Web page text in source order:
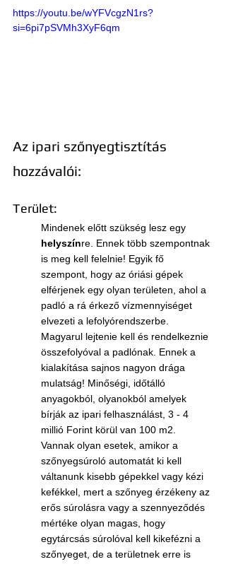
https://youtu.be/wYFVcgzN1rs?
si=6pi7pSVMh3XyF6qm
Az ipari szőnyegtisztítás
hozzávalói:
Terület:
Mindenek előtt szükség lesz egy
helyszínre. Ennek több szempontnak
is meg kell felelnie! Egyik fő
szempont, hogy az óriási gépek
elférjenek egy olyan területen, ahol a
padló a rá érkező vízmennyiséget
elvezeti a lefolyórendszerbe.
Magyarul lejtenie kell és rendelkeznie
összefolyóval a padlónak. Ennek a
kialakítása sajnos nagyon drága
mulatság! Minőségi, időtálló
anyagokból, olyanokból amelyek
bírják az ipari felhasználást, 3 - 4
millió Forint körül van 100 m2.
Vannak olyan esetek, amikor a
szőnyegsúroló automatát ki kell
váltanunk kisebb gépekkel vagy kézi
kefékkel, mert a szőnyeg érzékeny az
erős súrolásra vagy a szennyeződés
mértéke olyan magas, hogy
egytárcsás súrolóval kell kikefézni a
szőnyeget, de a területnek erre is